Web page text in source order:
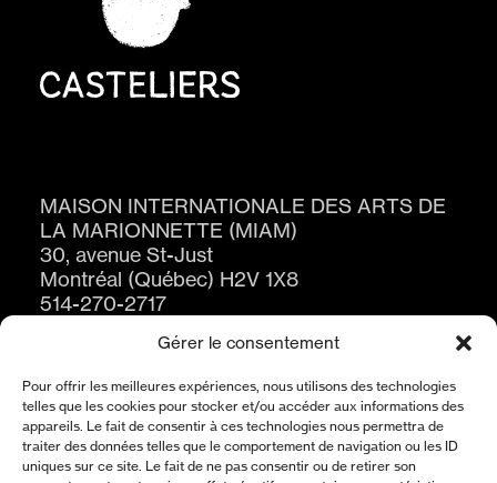
Gérer le consentement
Pour offrir les meilleures expériences, nous utilisons des technologies
telles que les cookies pour stocker et/ou accéder aux informations des
appareils. Le fait de consentir à ces technologies nous permettra de
traiter des données telles que le comportement de navigation ou les ID
uniques sur ce site. Le fait de ne pas consentir ou de retirer son
MAISON INTERNATIONALE DES ARTS DE
LA MARIONNETTE (MIAM)
30, avenue St-Just
Montréal (Québec) H2V 1X8
514-270-2717